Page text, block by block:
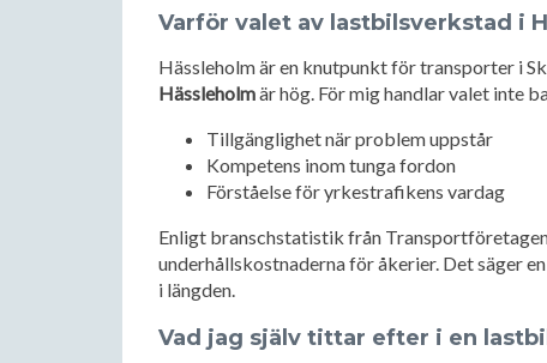
Varför valet av lastbilsverkstad i
Hässleholm är en knutpunkt för transporter i
Hässleholmär hög. För mig handlar valet inte
Tillgänglighet när problem uppstår
Kompetens inom tunga fordon
Förståelse för yrkestrafikens vardag
Enligt branschstatistik från
underhållskostnaderna för åkerier. Det säger
i längden.
Vad jag själv tittar efter i en